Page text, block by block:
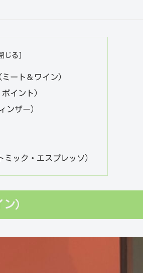
ート＆ワイン）
イント）
ンザー）
ック・エスプレッソ）
）